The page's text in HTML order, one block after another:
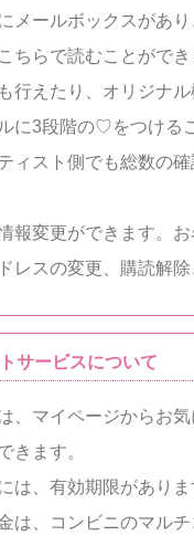
メールボックスがあ
ちらで読むことがで
行えたり、オリジナル
に3段階の♡をつける
ィスト側でも総数の確
報変更ができます。
レスの変更、購読解除
サービスについて
、マイページからお
きます。
は、有効期限がありま
は、コンビニのマル